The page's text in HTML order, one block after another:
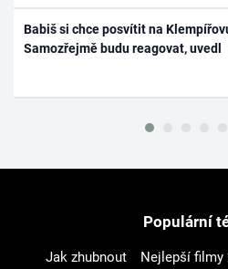
Babiš si chce posvítit na
Samozřejmě budu reagovat, uvedl
Populární
Jak zhubnout Nejlepší filmy